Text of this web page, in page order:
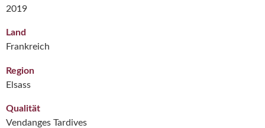
2019
Land
Frankreich
Region
Elsass
Qualität
Vendanges Tardives